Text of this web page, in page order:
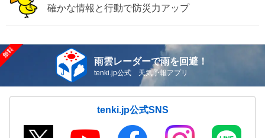
確かな情報と行動で防災力アップ
雨雲レーダーで雨を回避！
tenki.jp公式 天気予報アプリ
tenki.jp公式SNS